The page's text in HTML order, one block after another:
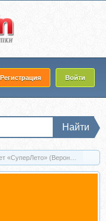
Регистрация Войти
Найти
«СуперЛето» (Вероника